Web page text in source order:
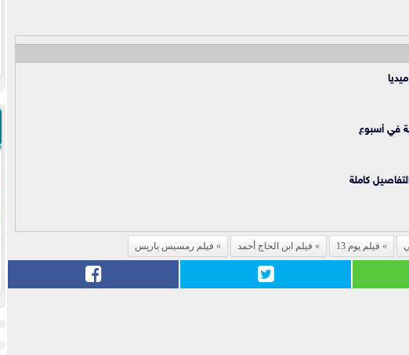
كاملة
فيلم يوم 13 فيلم ابن الحاج أحمد فيلم رمسيس باريس